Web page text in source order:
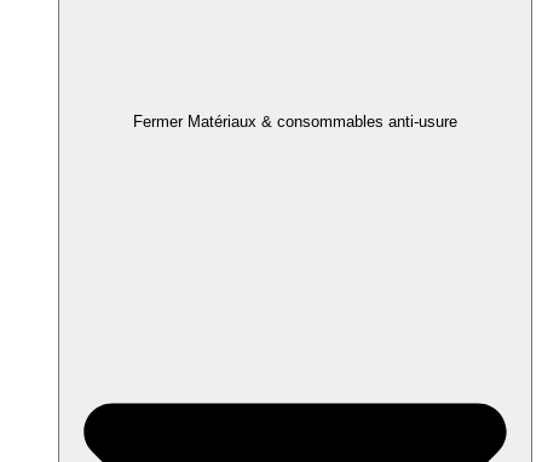
Fermer Matériaux & consommables anti-usure